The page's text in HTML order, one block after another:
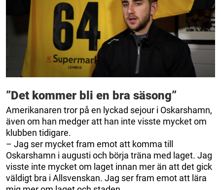
”Det kommer bli en bra säsong”
Amerikanaren tror på en lyckad sejour i Oskarshamn,
även om han medger att han inte visste mycket om
klubben tidigare.
– Jag ser mycket fram emot att komma till
Oskarshamn i augusti och börja träna med laget. Jag
visste inte mycket om laget innan mer än att det gick
väldigt bra i Allsvenskan. Jag ser fram emot att lära